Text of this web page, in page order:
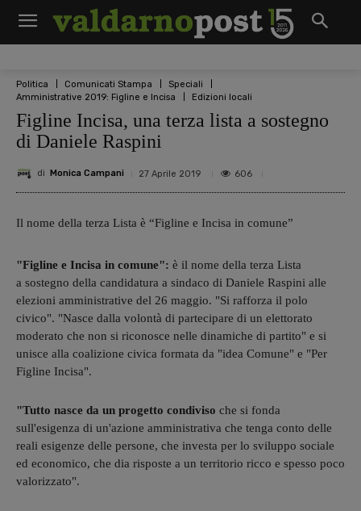
Politica Comunicati Stampa
Speciali
Amministrative 2019: Figline e Incisa
Edizioni locali
Figline Incisa, una terza lista a sostegno
di Daniele Raspini
di Monica Campani 27 Aprile 2019 606
Il nome della terza Lista è “Figline e Incisa in comune”
"Figline e Incisa in comune": è il nome della terza Lista
a sostegno della candidatura a sindaco di Daniele Raspini alle
elezioni amministrative del 26 maggio. "Si rafforza il polo
civico". "Nasce dalla volontà di partecipare di un elettorato
moderato che non si riconosce nelle dinamiche di partito" e si
unisce alla coalizione civica formata da "idea Comune" e "Per
Figline Incisa".
"Tutto nasce da un progetto condiviso che si fonda
sull'esigenza di un'azione amministrativa che tenga conto delle
reali esigenze delle persone, che investa per lo sviluppo sociale
ed economico, che dia risposte a un territorio ricco e spesso poco
valorizzato".